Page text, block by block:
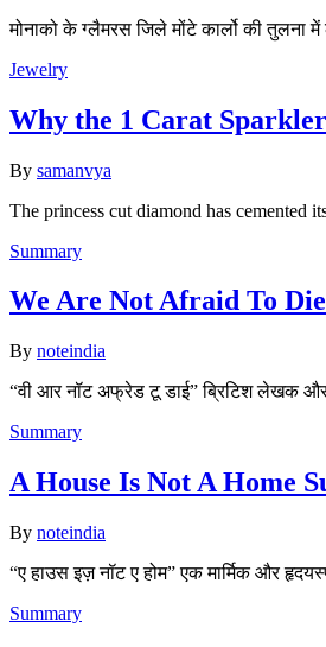
मोनाको के ग्लैमरस जिले मोंटे कार्लो की
Jewelry
Why the 1 Carat
By samanvya
The princess cut diamond has cemented
Summary
We Are Not Afraid To Die
By noteindia
“वी आर नॉट अफ्रेड टू डाई” ब्रिटिश लेखक और
Summary
A House Is Not A Home
By noteindia
“ए हाउस इज़ नॉट ए होम” एक मार्मिक और
Summary